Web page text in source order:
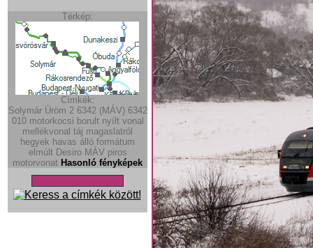
Térkép:
Címkék:
Solymár Üröm 2 6342 (MÁV) 6342
010 motorkocsi borult nyílt vonal
mellékvonal táj magaslatról
hegyek havas álló formátum
elmúlt Desiro MÁV piros
motorvonat Hasonló fényképek